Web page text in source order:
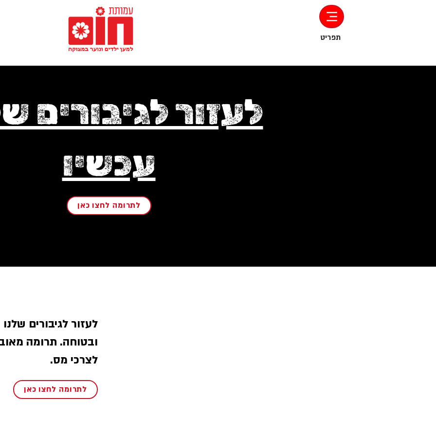
‏תפריט
לעזור לגיבורים
עכשיו
לתרומה לחצו כאן
לעזור לגיבורים
ובטוחה. תרומה
לצרכי מס.
לתרומה לחצו כאן